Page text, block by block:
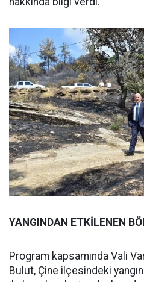
YANGINDAN ETKİLENEN
Program kapsamında Vali
Bulut, Çine ilçesindeki